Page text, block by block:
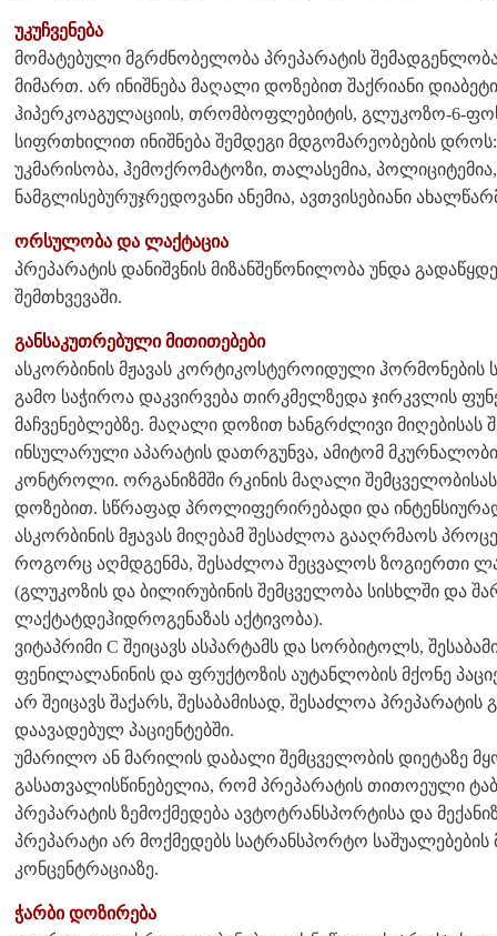
უკუჩვენება
მომატებული მგრძნობელობა პრეპარატის
მიმართ. არ ინიშნება მაღალი დოზებით შაქრიანი
ჰიპერკოაგულაციის, თრომბოფლებიტის, გლუკოზო-6-
სიფრთხილით ინიშნება შემდეგი მდგომარეობების
უკმარისობა, ჰემოქრომატოზი, თალასემია,
ნამგლისებურუჯრედოვანი ანემია, ავთვისებიანი
ორსულობა და ლაქტაცია
პრეპარატის დანიშვნის მიზანშეწონილობა უნდა
შემთხვევაში.
განსაკუთრებული მითითებები
ასკორბინის მჟავას კორტიკოსტეროიდული ჰორმონების
გამო საჭიროა დაკვირვება თირკმელზედა ჯირკვლის
მაჩვენებლებზე. მაღალი დოზით ხანგრძლივი მიღებისას
ინსულარული აპარატის დათრგუნვა, ამიტომ
კონტროლი. ორგანიზმში რკინის მაღალი შემცველობისას
დოზებით. სწრაფად პროლიფერირებადი და ინტენსიურად
ასკორბინის მჟავას მიღებამ შესაძლოა გააღრმაოს
როგორც აღმდგენმა, შესაძლოა შეცვალოს ზოგიერთი
(გლუკოზის და ბილირუბინის შემცველობა სისხლში და
ლაქტატდეჰიდროგენაზას აქტივობა).
ვიტაპრიმი C შეიცავს ასპარტამს და სორბიტოლს,
ფენილალანინის და ფრუქტოზის აუტანლობის მქონე
არ შეიცავს შაქარს, შესაბამისად, შესაძლოა პრეპარატის
დაავადებულ პაციენტებში.
უმარილო ან მარილის დაბალი შემცველობის დიეტაზე
გასათვალისწინებელია, რომ პრეპარატის თითოეული
პრეპარატის ზემოქმედება ავტოტრანსპორტისა და
პრეპარატი არ მოქმედებს სატრანსპორტო
კონცენტრაციაზე.
ჭარბი დოზირება